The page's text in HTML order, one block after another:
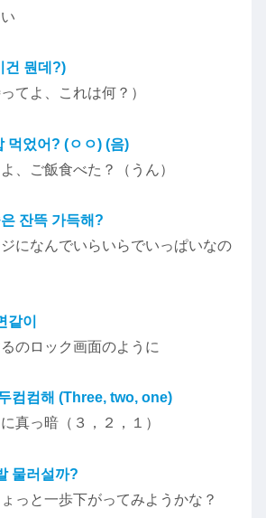
건 뭔데?)
てよ、これは何？）
먹었어? (ㅇㅇ) (음)
、ご飯食べた？（うん）
잔뜩 가득해?
になんでいらいらでいっぱいなの
같이
のロック画面のように
컴컴해 (Three, two, one)
真っ暗（３，２，１）
물러설까?
っと一歩下がってみようかな？